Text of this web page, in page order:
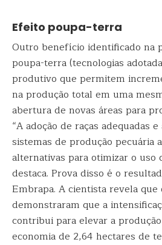
Efeito poupa-terra
Outro benefício identificado na
poupa-terra (tecnologias
produtivo que permitem
na produção total em uma
abertura de novas áreas para
“A adoção de raças adequadas
sistemas de produção pecuária
alternativas para otimizar o uso
destaca. Prova disso é o
Embrapa. A cientista revela que
demonstraram que a
contribui para elevar a
economia de 2,64 hectares de